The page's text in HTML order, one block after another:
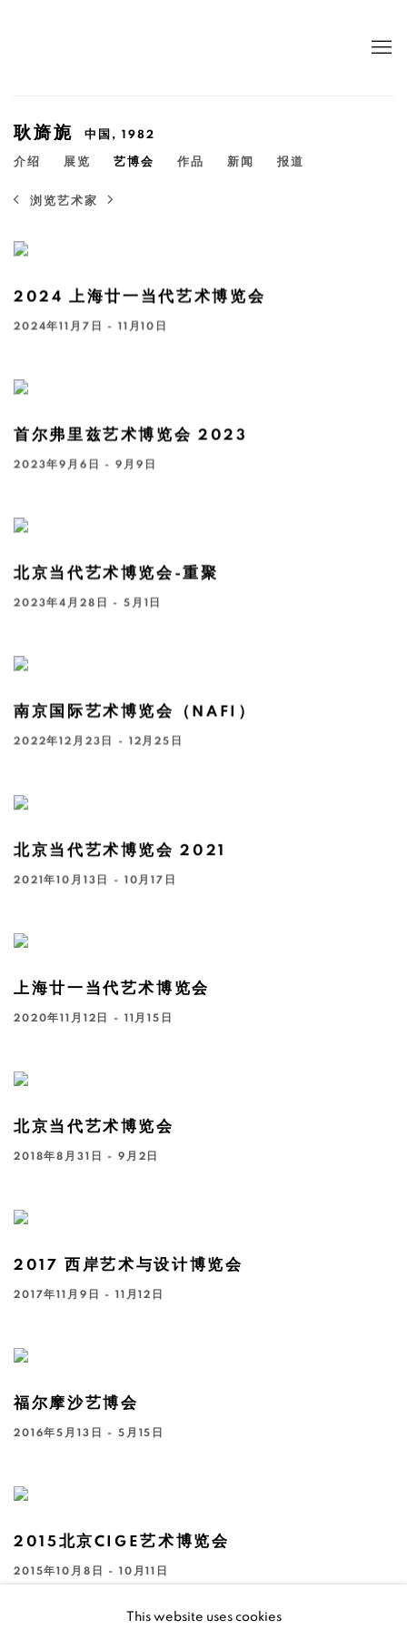
耿旖旎 中国,1982
介绍 展览 艺博会 作品 新闻 报道
浏览艺术家
2024 上海廿一当代艺术博览会
2024年11月7日 - 11月10日
首尔弗里兹艺术博览会 2023
2023年9月6日 - 9月9日
北京当代艺术博览会-重聚
2023年4月28日 - 5月1日
南京国际艺术博览会（NAFI）
2022年12月23日 - 12月25日
北京当代艺术博览会 2021
2021年10月13日 - 10月17日
上海廿一当代艺术博览会
2020年11月12日 - 11月15日
北京当代艺术博览会
2018年8月31日 - 9月2日
2017 西岸艺术与设计博览会
2017年11月9日 - 11月12日
福尔摩沙艺博会
2016年5月13日 - 5月15日
2015北京CIGE艺术博览会
2015年10月8日 - 10月11日
This website uses cookies